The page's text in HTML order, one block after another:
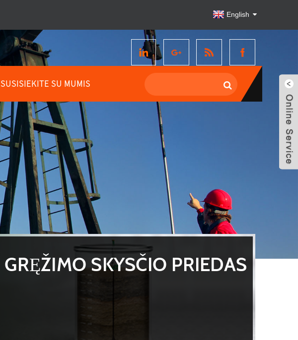
English
SUSISIEKITE SU MUMIS
GRĘŽIMO SKYSČIO PRIEDAS